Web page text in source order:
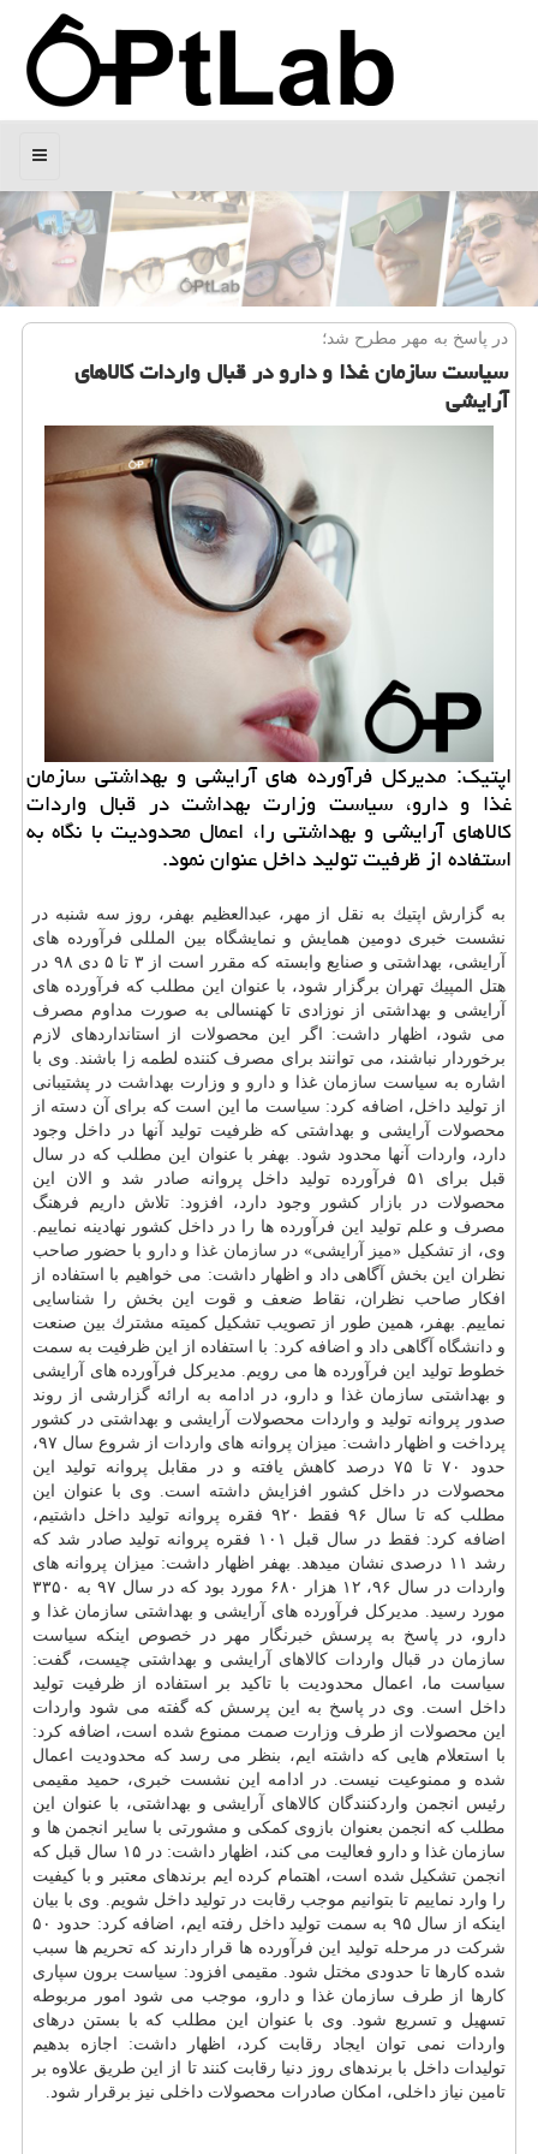
منو
در پاسخ به مهر مطرح شد؛
سیاست سازمان غذا و دارو در قبال واردات كالاهای
آرایشی
اپتیك: مدیركل فرآورده های آرایشی و بهداشتی سازمان
غذا و دارو، سیاست وزارت بهداشت در قبال واردات
كالاهای آرایشی و بهداشتی را، اعمال محدودیت با نگاه به
استفاده از ظرفیت تولید داخل عنوان نمود.
به گزارش اپتیك به نقل از مهر، عبدالعظیم بهفر، روز سه شنبه در
نشست خبری دومین همایش و نمایشگاه بین المللی فرآورده های
آرایشی، بهداشتی و صنایع وابسته كه مقرر است از ۳ تا ۵ دی ۹۸ در
هتل المپیك تهران برگزار شود، با عنوان این مطلب كه فرآورده های
آرایشی و بهداشتی از نوزادی تا كهنسالی به صورت مداوم مصرف
می شود، اظهار داشت: اگر این محصولات از استانداردهای لازم
برخوردار نباشند، می توانند برای مصرف كننده لطمه زا باشند. وی با
اشاره به سیاست سازمان غذا و دارو و وزارت بهداشت در پشتیبانی
از تولید داخل، اضافه كرد: سیاست ما این است كه برای آن دسته از
محصولات آرایشی و بهداشتی كه ظرفیت تولید آنها در داخل وجود
دارد، واردات آنها محدود شود. بهفر با عنوان این مطلب كه در سال
قبل برای ۵۱ فرآورده تولید داخل پروانه صادر شد و الان این
محصولات در بازار
كشور وجود دارد، افزود: تلاش داریم فرهنگ
مصرف و علم تولید این فرآورده ها را در داخل كشور نهادینه نماییم.
وی، از تشكیل «میز آرایشی» در سازمان غذا و دارو با حضور صاحب
نظران این بخش آگاهی داد و اظهار داشت: می خواهیم با استفاده از
افكار صاحب نظران، نقاط ضعف و قوت این بخش را شناسایی
نماییم. بهفر، همین طور از تصویب تشكیل كمیته مشترك بین صنعت
ودانشگاه آگاهی داد و اضافه كرد: با استفاده از این ظرفیت به سمت
خطوط تولید این فرآورده ها می رویم. مدیركل فرآورده های آرایشی
و بهداشتی سازمان غذا و دارو، در ادامه به ارائه گزارشی از روند
صدور پروانه تولید و واردات محصولات آرایشی و بهداشتی در كشور
پرداخت و اظهار داشت: میزان پروانه های واردات از شروع سال ۹۷،
حدود ۷۰ تا ۷۵ درصد كاهش یافته و در مقابل پروانه تولید این
محصولات در داخل كشور افزایش داشته است. وی با عنوان این
مطلب كه تا سال ۹۶ فقط ۹۲۰ فقره پروانه تولید داخل داشتیم،
اضافه كرد: فقط در سال قبل ۱۰۱ فقره پروانه تولید صادر شد كه
رشد ۱۱ درصدی نشان میدهد. بهفر اظهار داشت: میزان پروانه های
واردات در سال ۹۶، ۱۲ هزار ۶۸۰ مورد بود كه در سال ۹۷ به ۳۳۵۰
مورد رسید. مدیركل فرآورده های آرایشی و بهداشتی سازمان غذا و
دارو، در پاسخ به پرسش خبرنگار مهر در خصوص اینكه سیاست
سازمان در قبال واردات كالاهای آرایشی و بهداشتی چیست، گفت:
سیاست ما، اعمال محدودیت با تاكید بر استفاده از ظرفیت تولید
داخل است. وی در پاسخ به این پرسش كه گفته می شود واردات
این محصولات از طرف وزارت صمت ممنوع شده است، اضافه كرد:
با استعلام هایی كه داشته ایم، بنظر می رسد كه محدودیت اعمال
شده و ممنوعیت نیست. در ادامه این نشست خبری، حمید مقیمی
رئیس انجمن واردكنندگان كالاهای آرایشی و بهداشتی، با عنوان این
مطلب كه انجمن بعنوان بازوی كمكی و مشورتی با سایر انجمن ها و
سازمان غذا و دارو فعالیت می كند، اظهار داشت: در ۱۵ سال قبل كه
انجمن تشكیل شده است، اهتمام كرده ایم برندهای معتبر و با كیفیت
را وارد نماییم تا بتوانیم موجب رقابت در تولید داخل شویم. وی با بیان
اینكه از سال ۹۵ به سمت تولید داخل رفته ایم، اضافه كرد: حدود ۵۰
شركت در مرحله تولید این فرآورده ها قرار دارند كه تحریم ها سبب
شده كارها تا حدودی مختل شود. مقیمی افزود: سیاست برون سپاری
كارها از طرف سازمان غذا و دارو، موجب می شود امور مربوطه
تسهیل و تسریع شود. وی با عنوان این مطلب كه با بستن درهای
واردات نمی توان ایجاد رقابت كرد، اظهار داشت: اجازه بدهیم
تولیدات داخل با برندهای روز دنیا رقابت كنند تا از این طریق علاوه بر
تامین نیاز داخلی، امكان صادرات محصولات داخلی نیز برقرار شود.